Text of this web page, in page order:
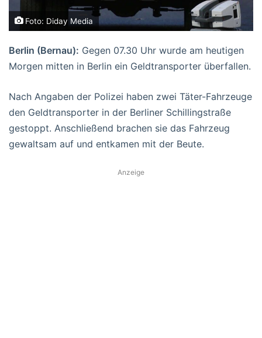
Foto: Diday Media
Berlin (Bernau): Gegen 07.30 Uhr wurde am heutigen
Morgen mitten in Berlin ein Geldtransporter überfallen.
Nach Angaben der Polizei haben zwei Täter-Fahrzeuge
den Geldtransporter in der Berliner Schillingstraße
gestoppt. Anschließend brachen sie das Fahrzeug
gewaltsam auf und entkamen mit der Beute.
Anzeige